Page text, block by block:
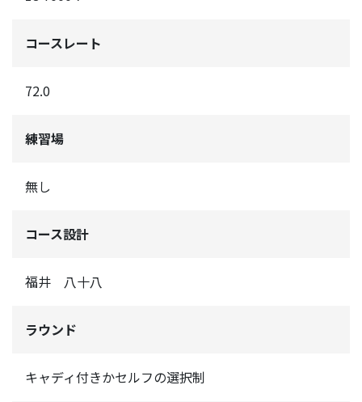
コースレート
72.0
練習場
無し
コース設計
福井 八十八
ラウンド
キャディ付きかセルフの選択制